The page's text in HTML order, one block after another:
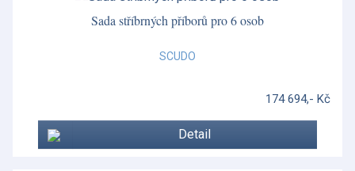
Sada stříbrných příborů pro 6 osob
SCUDO
174 694,- Kč
Detail
Cairngorm
Conchiglia
Conchiglia